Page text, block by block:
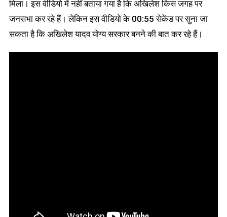
मिला। इस वीडियो में नहीं बताया गया है कि अखिलेश किस जगह पर
जनसभा कर रहे हैं। लेकिन इस वीडियो के 00:55 सेकेंड पर सुना जा
सकता है कि अखिलेश यादव योग्य सरकार बनने की बात कर रहे हैं।